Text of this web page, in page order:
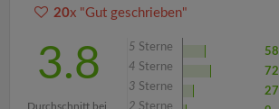
20x "Gut geschrieben"
3.8
Durchschnitt bei
5 Sterne
58
4 Sterne
72
3 Sterne
27
n